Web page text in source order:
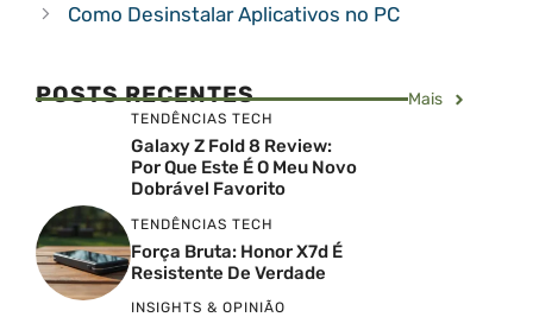
Como Desinstalar Aplicativos no PC
POSTS RECENTES Mais
TENDÊNCIAS TECH
Galaxy Z Fold 8 Review:
Por Que Este É O Meu Novo
Dobrável Favorito
TENDÊNCIAS TECH
Força Bruta: Honor X7d É
Resistente De Verdade
INSIGHTS & OPINIÃO